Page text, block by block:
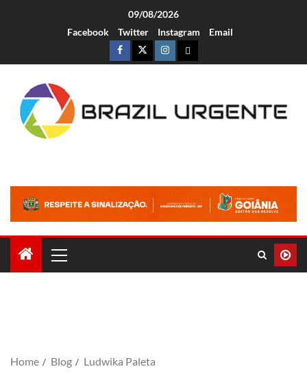
09/08/2026
Facebook
Twitter Instagram Email
Home Blog Ludwika Paleta